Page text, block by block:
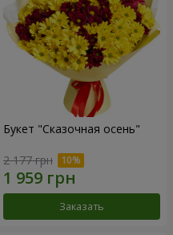
Букет "Сказочная осень"
2 177 грн
Заказать